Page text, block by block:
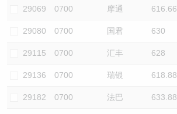
29069 0700 摩通 616.66
29080 0700 国君 630
29115 0700 汇丰 628
29136 0700 瑞银 618.88
29182 0700 法巴 633.88